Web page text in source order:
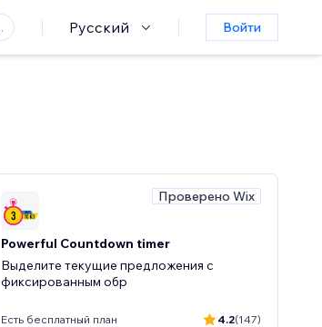
Русский Войти
Проверено Wix
Powerful Countdown timer
Выделите текущие предложения с
фиксированным обр
Есть бесплатный план 4.2(147)